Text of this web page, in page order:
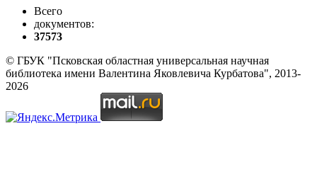
Всего
документов:
37573
© ГБУК "Псковская областная универсальная научная
библиотека имени Валентина Яковлевича Курбатова", 2013-
2026